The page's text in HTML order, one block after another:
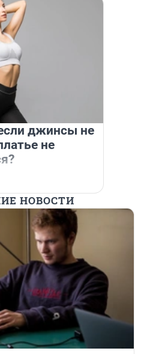
джинсы не
не
НОВОСТИ